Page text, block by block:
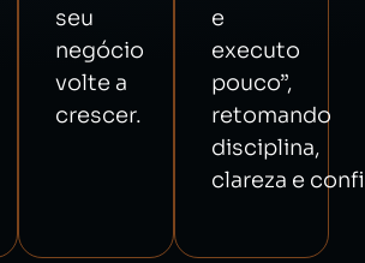
seu
negócio
volte a
crescer.
e
executo
pouco”,
retomando
disciplina,
clareza e